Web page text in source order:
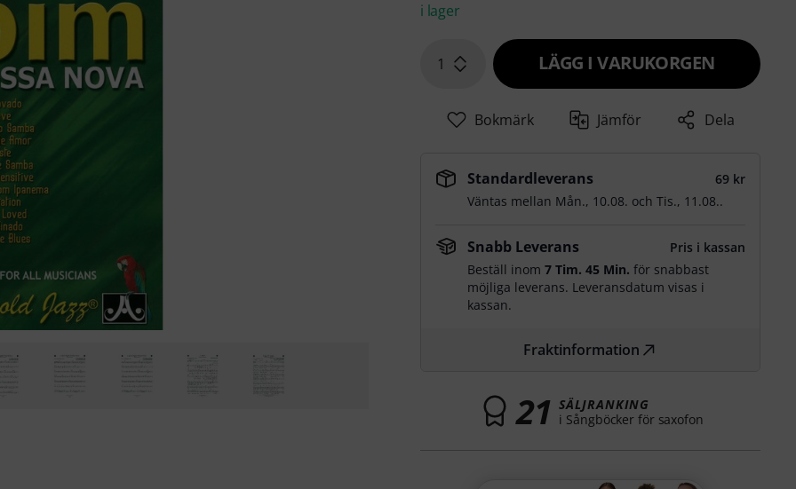
i lager
1 LÄGG I VARUKORGEN
Bokmärk Jämför Dela
Standardleverans
69 kr
Väntas mellan Mån., 10.08. ochTis., 11.08..
Snabb Leverans
Pris i kassan
Beställ inom7 Tim. 45 Min. för snabbast
möjliga leverans. Leveransdatum visas i
kassan.
Fraktinformation
21 SÄLJRANKING
i Sångböcker för saxofon